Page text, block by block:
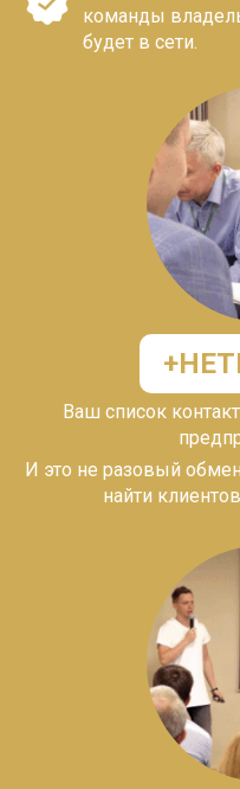
команды
будет в сети.
+
Ваш список
И это не разовый
найти